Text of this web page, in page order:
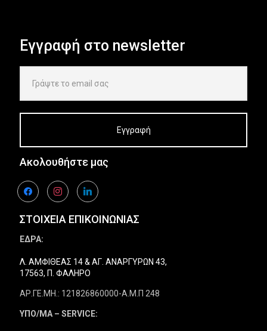
Εγγραφή στο newsletter
Ακολουθήστε μας
facebookinstagramlinkedin
ΣΤΟΙΧΕΙΑ ΕΠΙΚΟΙΝΩΝΙΑΣ
ΕΔΡΑ:
Λ. ΑΜΦΙΘΕΑΣ 14 & ΑΓ. ΑΝΑΡΓΥΡΩΝ 43,
17563, Π. ΦΑΛΗΡΟ
ΑΡ.ΓΕ.ΜΗ.: 121826860000-Α.Μ.Π 248
ΥΠΟ/ΜΑ – SERVICE: